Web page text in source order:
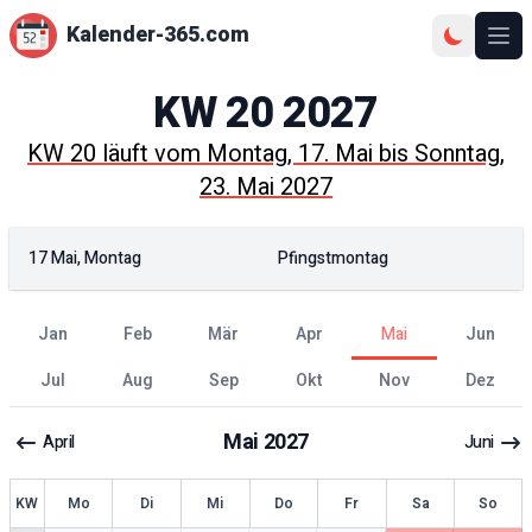
Kalender-365.com
KW202027
KW20läuft vomMontag, 17. MaibisSonntag,
23. Mai 2027
17 Mai, Montag Pfingstmontag
Jan Feb Mär Apr Mai
Jun
Jul
Aug Sep Okt Nov Dez
April Mai 2027 Juni
KW Mo Di Mi Do Fr Sa So